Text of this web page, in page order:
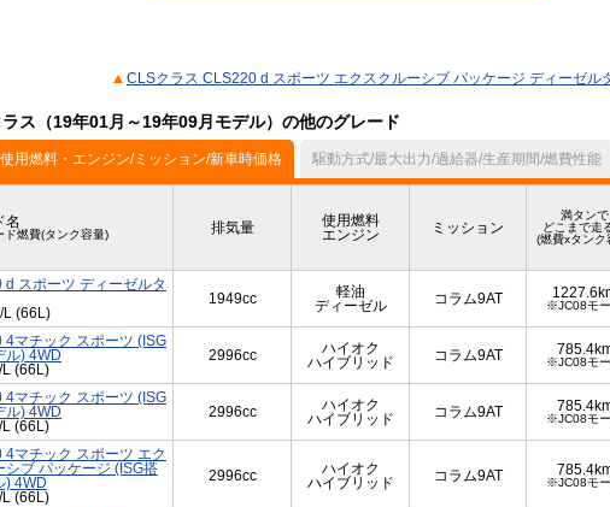
CLSクラス CLS220 d スポーツ エクスクルーシブ パッケージ ディーゼル
ス（19年01月～19年09月モデル）の他のグレード
用燃料・エンジン/ミッション/新車時価格 駆動方式/最大出力/過給器/生産期間/燃費性能
名
ド燃費(タンク容量) 排気量
使用燃料
エンジン
ミッション
満タンで
どこまで走
(燃費xタンク
d スポーツ ディーゼルタ
L (66L)
1949cc
軽油
ディーゼル
コラム9AT ※JC08モ
4マチック スポーツ (ISG
ル) 4WD
L (66L)
2996cc
ハイオク
ハイブリッド
コラム9AT ※JC08モ
4マチック スポーツ (ISG
ル) 4WD
L (66L)
2996cc
ハイオク
ハイブリッド
コラム9AT ※JC08モ
4マチック スポーツ エク
シブ パッケージ (ISG搭
) 4WD
L (66L)
2996cc
ハイオク
ハイブリッド
コラム9AT ※JC08モ